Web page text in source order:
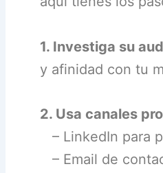
1. Investiga su
y afinidad con tu
2. Usa canales
– LinkedIn para
– Email de